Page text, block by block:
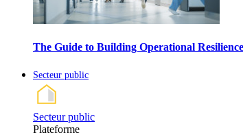
The Guide to Building Operational
Secteur public
Secteur public
Plateforme